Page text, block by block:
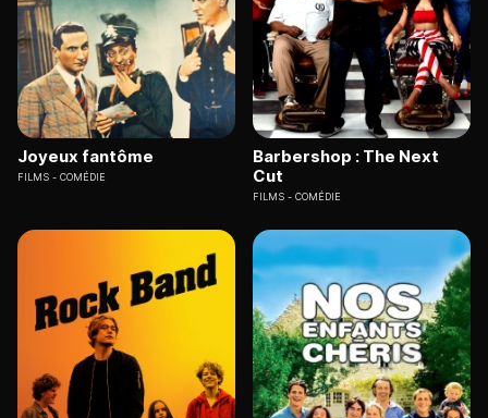
Joyeux fantôme
FILMS COMÉDIE
Barbershop : The Next
Cut
FILMS COMÉDIE